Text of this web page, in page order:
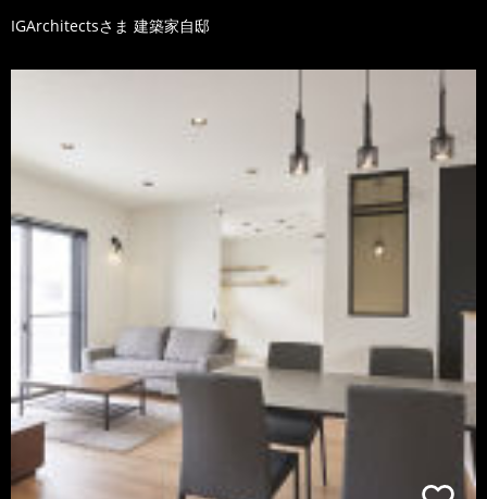
IGArchitectsさま 建築家自邸